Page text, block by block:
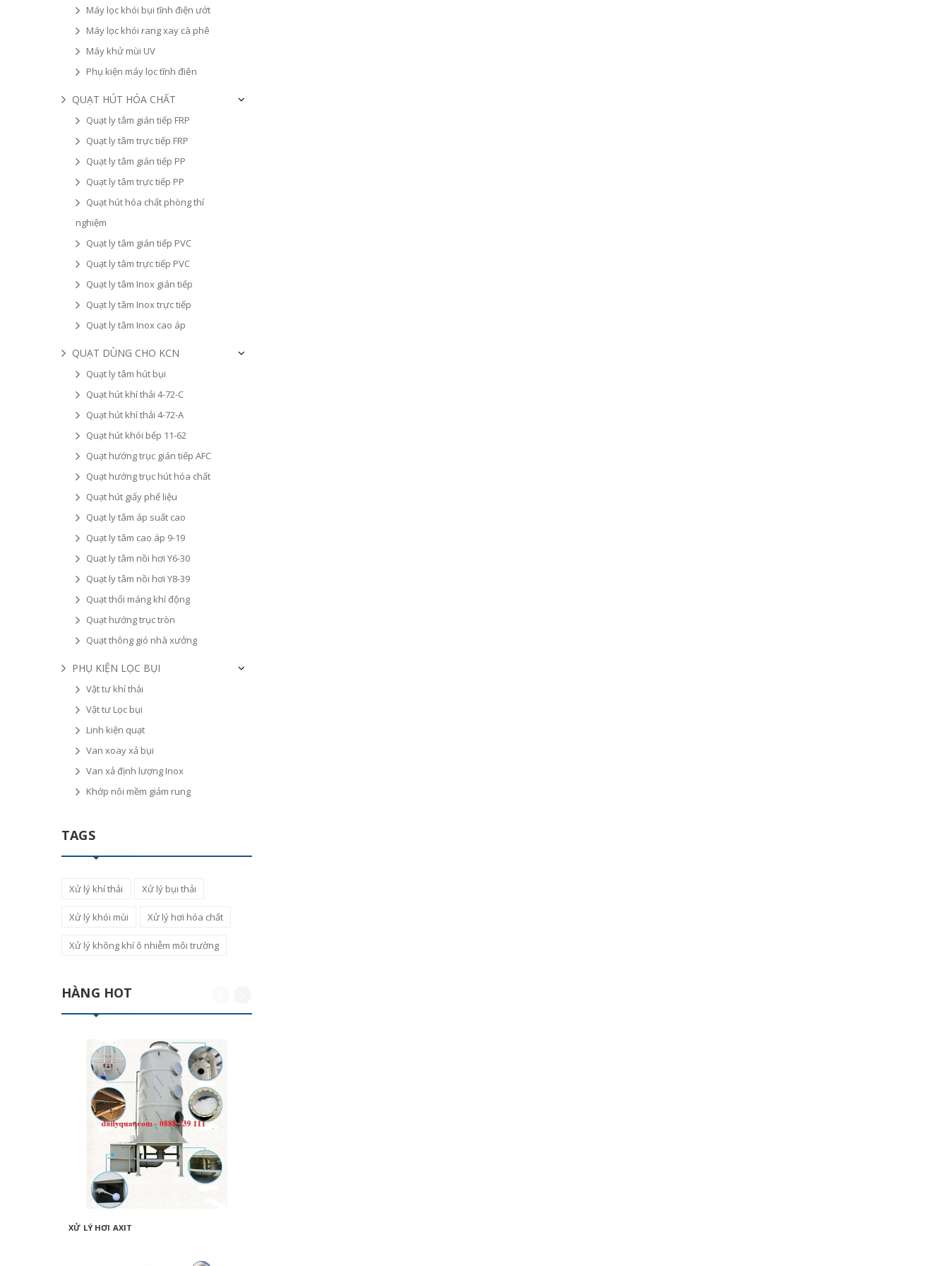
Máy lọc khói bụi tĩnh điện ướt
Máy lọc khói rang xay cà phê
Máy khử mùi UV
Phụ kiện máy lọc tĩnh điên
QUẠT HÚT HÓA CHẤT
Quạt ly tâm gián tiếp FRP
Quạt ly tâm trực tiếp FRP
Quạt ly tâm gián tiếp PP
Quạt ly tâm trực tiếp PP
Quạt hút hóa chất phòng thí
nghiệm
Quạt ly tâm gián tiếp PVC
Quạt ly tâm trực tiếp PVC
Quạt ly tâm Inox gián tiếp
Quạt ly tâm Inox trực tiếp
Quạt ly tâm Inox cao áp
QUẠT DÙNG CHO KCN
Quạt ly tâm hút bụi
Quạt hút khí thải 4-72-C
Quạt hút khí thải 4-72-A
Quạt hút khói bếp 11-62
Quạt hướng trục gián tiếp AFC
Quạt hướng trục hút hóa chất
Quạt hút giấy phế liệu
Quạt ly tâm áp suất cao
Quạt ly tâm cao áp 9-19
Quạt ly tâm nồi hơi Y6-30
Quạt ly tâm nồi hơi Y8-39
Quạt thổi máng khí động
Quạt hướng trục tròn
Quạt thông gió nhà xưởng
PHỤ KIỆN LỌC BỤI
Vật tư khí thải
Vật tư Lọc bụi
Linh kiện quạt
Van xoay xả bụi
Van xả định lượng Inox
Khớp nôi mềm giảm rung
TAGS
Xử lý khí thải Xử lý bụi thải
Xử lý khói mùi Xử lý hơi hóa chất
Xử lý không khí ô nhiễm môi trường
HÀNG HOT
XỬ LÝ HƠI AXIT